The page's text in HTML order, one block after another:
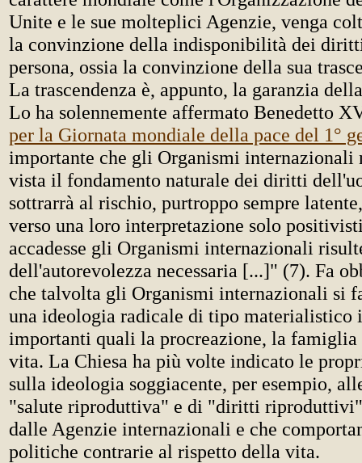
Unite e le sue molteplici Agenzie, venga
la convinzione della indisponibilità dei
persona, ossia la convinzione della sua
La trascendenza è, appunto, la garanzia
Lo ha solennemente affermato Benedetto
per la Giornata mondiale della pace del 1°
importante che gli Organismi internazionali
vista il fondamento naturale dei diritti
sottrarrà al rischio, purtroppo sempre
verso una loro interpretazione solo
accadesse gli Organismi internazionali
dell'autorevolezza necessaria [...]" (7). Fa
che talvolta gli Organismi internazionali si
una ideologia radicale di tipo materialistico
importanti quali la procreazione, la
vita. La Chiesa ha più volte indicato le
sulla ideologia soggiacente, per esempio,
"salute riproduttiva" e di "diritti
dalle Agenzie internazionali e che
politiche contrarie al rispetto della vita.